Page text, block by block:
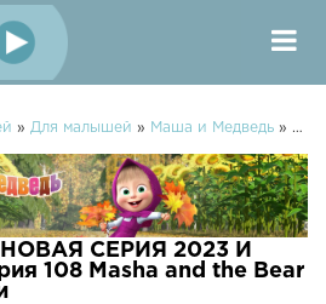
» Для малышей » Маша и Медведь » Маша и Медведь НОВАЯ СЕРИЯ 2023 И снова фокусы серия 108 Masha and the Bear 2023
СЕРИЯ 2023 И
108 Masha and the Bear